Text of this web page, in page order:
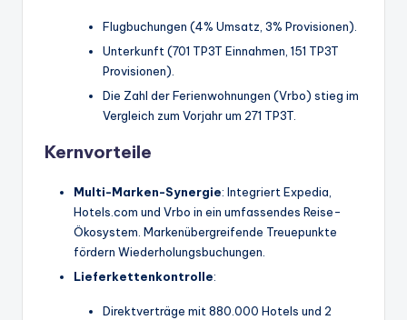
Flugbuchungen (4% Umsatz, 3% Provisionen).
Unterkunft (701 TP3T Einnahmen, 151 TP3T
Provisionen).
Die Zahl der Ferienwohnungen (Vrbo) stieg im
Vergleich zum Vorjahr um 271 TP3T.
Kernvorteile
Multi-Marken-Synergie: Integriert Expedia,
Hotels.com und Vrbo in ein umfassendes Reise-
Ökosystem. Markenübergreifende Treuepunkte
fördern Wiederholungsbuchungen.
Lieferkettenkontrolle:
Direktverträge mit 880.000 Hotels und 2